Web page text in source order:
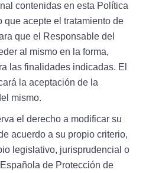
contenidas en esta Política
que acepte el tratamiento de
que el Responsable del
al mismo en la forma,
las finalidades indicadas. El
la aceptación de la
mismo.
el derecho a modificar su
acuerdo a su propio criterio,
legislativo, jurisprudencial o
de Protección de